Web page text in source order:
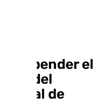
suspender el
y el del
de